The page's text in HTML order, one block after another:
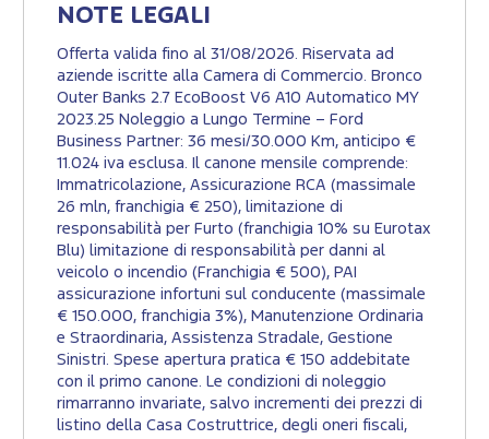
NOTE LEGALI
Offerta valida fino al 31/08/2026. Riservata ad
aziende iscritte alla Camera di Commercio. Bronco
Outer Banks 2.7 EcoBoost V6 A10 Automatico MY
2023.25 Noleggio a Lungo Termine – Ford
Business Partner: 36 mesi/30.000 Km, anticipo €
11.024 iva esclusa. Il canone mensile comprende:
Immatricolazione, Assicurazione RCA (massimale
26 mln, franchigia € 250), limitazione di
responsabilità per Furto (franchigia 10% su Eurotax
Blu) limitazione di responsabilità per danni al
veicolo o incendio (Franchigia € 500), PAI
assicurazione infortuni sul conducente (massimale
€ 150.000, franchigia 3%), Manutenzione Ordinaria
e Straordinaria, Assistenza Stradale, Gestione
Sinistri. Spese apertura pratica € 150 addebitate
con il primo canone. Le condizioni di noleggio
rimarranno invariate, salvo incrementi dei prezzi di
listino della Casa Costruttrice, degli oneri fiscali,